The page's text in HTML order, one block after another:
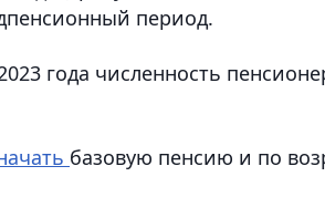
период.
года численность
базовую пенсию и по